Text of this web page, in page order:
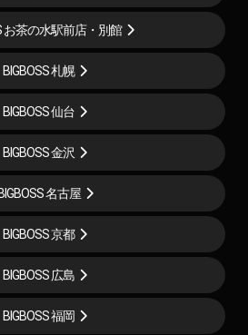
お茶の水駅前店・別館
BIGBOSS 札幌
BIGBOSS 仙台
BIGBOSS 金沢
BIGBOSS 名古屋
BIGBOSS 京都
BIGBOSS 広島
BIGBOSS 福岡